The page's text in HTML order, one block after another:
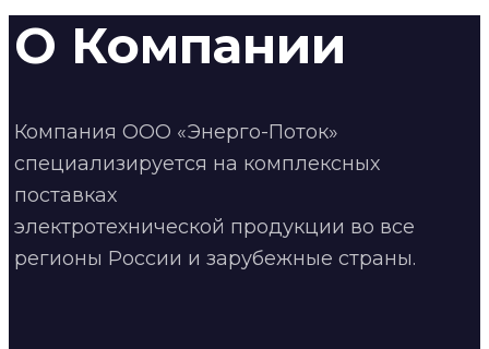
О Компании
Компания ООО «Энерго-Поток»
специализируется на комплексных
поставках
электротехнической продукции во все
регионы России и зарубежные страны.